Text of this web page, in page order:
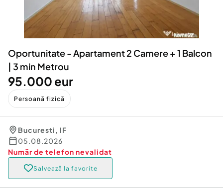
Servicii
Animale de companie
Afaceri și echipamente profesionale
Inchiriere Bunuri si Vehicule
Utilaje agricole si industriale
Piese auto si accesorii
Dacia Duster
Oportunitate - Apartament 2 Camere + 1 Balcon
| 3 min Metrou
95.000 eur
Persoană fizică
Bucuresti, IF
05.08.2026
Număr de telefon nevalidat
Salvează la favorite